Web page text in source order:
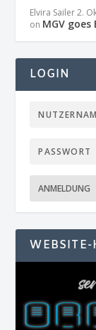
Elvira Sailer 2.
on MGV
LOGIN
ANMELDUNG
WEBSITE-